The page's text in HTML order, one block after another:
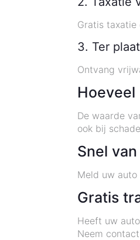
Gratis taxatie
3. Ter
Ontvang
De waarde
ook bij
Snel
Meld uw
Gratis
Heeft uw
Neem